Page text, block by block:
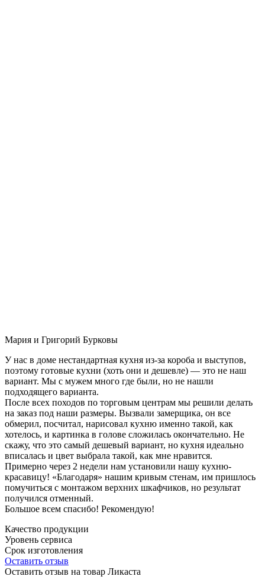
Мария и Григорий Бурковы
У нас в доме нестандартная кухня из-за короба и выступов,
поэтому готовые кухни (хоть они и дешевле) — это не наш
вариант. Мы с мужем много где были, но не нашли
подходящего варианта.
После всех походов по торговым центрам мы решили делать
на заказ под наши размеры. Вызвали замерщика, он все
обмерил, посчитал, нарисовал кухню именно такой, как
хотелось, и картинка в голове сложилась окончательно. Не
скажу, что это самый дешевый вариант, но кухня идеально
вписалась и цвет выбрала такой, как мне нравится.
Примерно через 2 недели нам установили нашу кухню-
красавицу! «Благодаря» нашим кривым стенам, им пришлось
помучиться с монтажом верхних шкафчиков, но результат
получился отменный.
Большое всем спасибо! Рекомендую!
Качество продукции
Уровень сервиса
Срок изготовления
Оставить отзыв
Оставить отзыв на товар Ликаста